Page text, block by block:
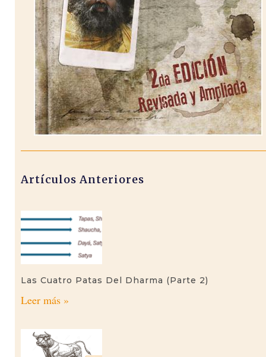
Artículos Anteriores
Las Cuatro Patas Del Dharma (parte 2)
Leer más »